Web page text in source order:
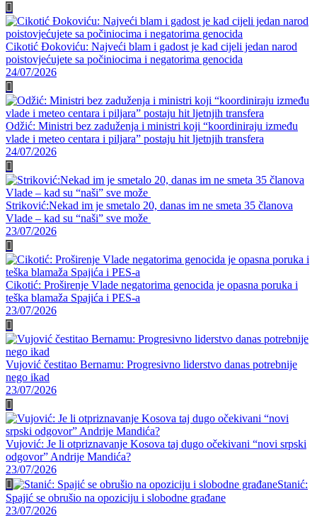
Cikotić Đokoviću: Najveći blam i gadost je kad cijeli jedan narod
poistovjećujete sa počiniocima i negatorima genocida
24/07/2026
Odžić: Ministri bez zaduženja i ministri koji “koordiniraju između
vlade i meteo centara i piljara” postaju hit ljetnjih transfera
24/07/2026
Striković:Nekad im je smetalo 20, danas im ne smeta 35 članova
Vlade – kad su “naši” sve može
23/07/2026
Cikotić: Proširenje Vlade negatorima genocida je opasna poruka i
teška blamaža Spajića i PES-a
23/07/2026
Vujović čestitao Bernamu: Progresivno liderstvo danas potrebnije
nego ikad
23/07/2026
Vujović: Je li otpriznavanje Kosova taj dugo očekivani “novi srpski
odgovor” Andrije Mandića?
23/07/2026
Stanić:
Spajić se obrušio na opoziciju i slobodne građane
23/07/2026